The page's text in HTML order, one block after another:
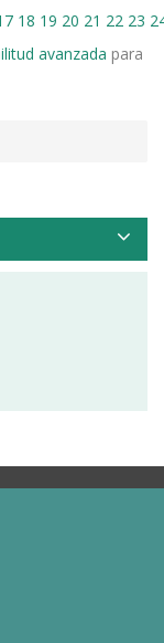
18 19 20 21 22 23
avanzada para